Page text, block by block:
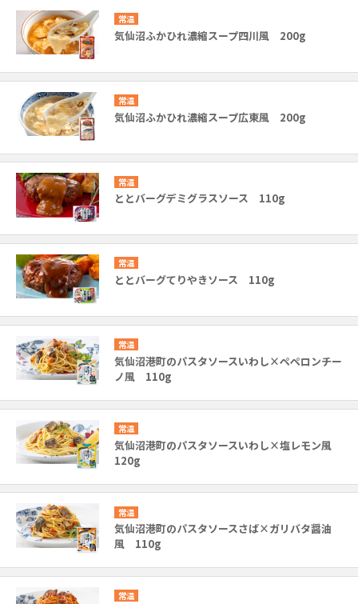
常温
気仙沼ふかひれ濃縮スープ四川風 200g
常温
気仙沼ふかひれ濃縮スープ広東風 200g
常温
ととバーグデミグラスソース 110g
常温
ととバーグてりやきソース 110g
常温
気仙沼港町のパスタソースいわし×ペペロンチー
ノ風 110g
常温
気仙沼港町のパスタソースいわし×塩レモン風
120g
常温
気仙沼港町のパスタソースさば×ガリバタ醤油
風 110g
常温